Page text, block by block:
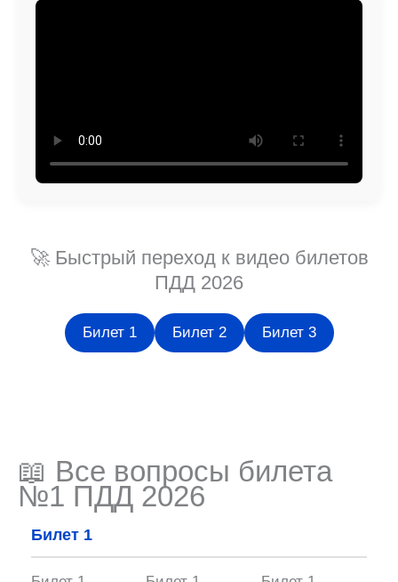
🚀 Быстрый переход к видео билетов
ПДД 2026
Билет 1 Билет 2 Билет 3
📖 Все вопросы билета
№1 ПДД 2026
Билет 1